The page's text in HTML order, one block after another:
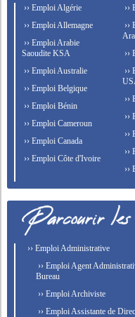
›› Emploi Algérie
›› Emploi Allemagne
›› Emploi Arabie
Saoudite KSA
›› Emploi Australie
›› Emploi Belgique
›› Emploi Bénin
›› Emploi Cameroun
›› Emploi Canada
›› Emploi Côte d'Ivoire
››
››
››
››
››
››
››
››
››
›› Emploi Administrative
›› Emploi Agent
Bureau
›› Emploi Archiviste
›› Emploi Assistante de